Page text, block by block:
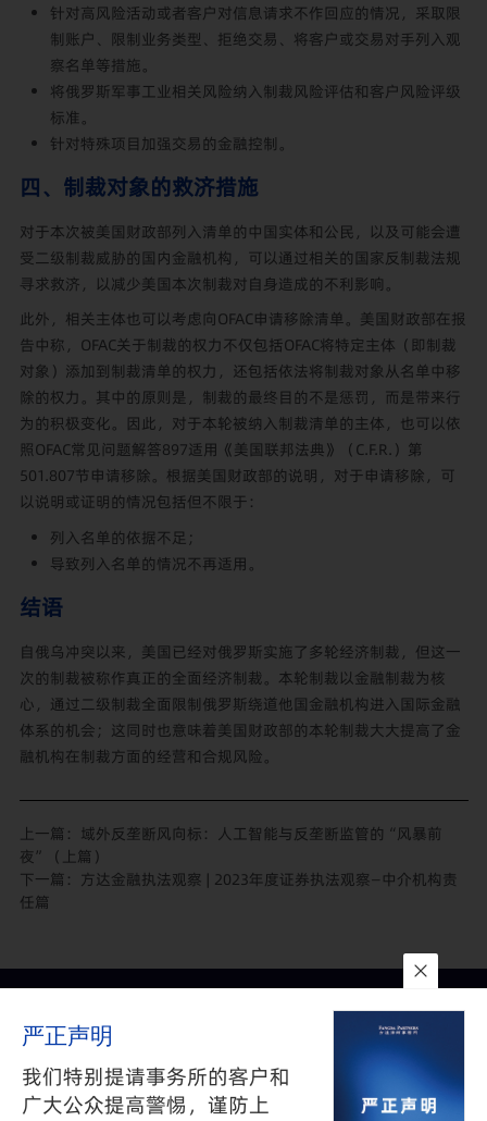
针对高风险活动或者客户对信息请求不作回应的情况，采取限
制账户、限制业务类型、拒绝交易、将客户或交易对手列入观
察名单等措施。
将俄罗斯军事工业相关风险纳入制裁风险评估和客户风险评级
标准。
针对特殊项目加强交易的金融控制。
四、制裁对象的救济措施
对于本次被美国财政部列入清单的中国实体和公民，以及可能会遭
受二级制裁威胁的国内金融机构，可以通过相关的国家反制裁法规
寻求救济，以减少美国本次制裁对自身造成的不利影响。
此外，相关主体也可以考虑向OFAC申请移除清单。美国财政部在报
告中称，OFAC关于制裁的权力不仅包括OFAC将特定主体（即制裁
对象）添加到制裁清单的权力，还包括依法将制裁对象从名单中移
除的权力。其中的原则是，制裁的最终目的不是惩罚，而是带来行
为的积极变化。因此，对于本轮被纳入制裁清单的主体，也可以依
照OFAC常见问题解答897适用 《美国联邦法典》（C.F.R.）第
501.807节申请移除。根据美国财政部的说明，对于申请移除，可
以说明或证明的情况包括但不限于：
列入名单的依据不足；
导致列入名单的情况不再适用。
结语
自俄乌冲突以来，美国已经对俄罗斯实施了多轮经济制裁，但这一
次的制裁被称作真正的全面经济制裁。本轮制裁以金融制裁为核
心，通过二级制裁全面限制俄罗斯绕道他国金融机构进入国际金融
体系的机会；这同时也意味着美国财政部的本轮制裁大大提高了金
融机构在制裁方面的经营和合规风险。
上一篇： 域外反垄断风向标：人工智能与反垄断监管的“风暴前
夜”（上篇）
下一篇： 方达金融执法观察 | 2023年度证券执法观察—中介机构责
任篇
沪ICP备05009743号-1
沪公网安备 31010602002626号
©2025 FANGDA PARTNERS. ALL RIGHTS RESERVED 上海市方达
严正声明
我们特别提请事务所的客户和
广大公众提高警惕，谨防上